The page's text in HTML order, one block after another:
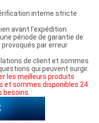
interne stricte
avant l'expédition.
période de garantie de
par erreur
de client et sommes
qui peuvent surgir.
les meilleurs produits
et sommes disponibles 24
besoins.